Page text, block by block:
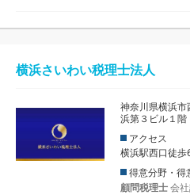
横浜さいわい税理士法人
神奈川県横浜市
浜第３ビル１階
アクセス
横浜駅西口徒
得意分野・得
顧問税理士 会